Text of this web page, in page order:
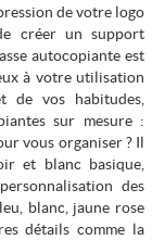
de votre logo
créer un support
autocopiante est
à votre utilisation
de vos habitudes,
sur mesure :
vous organiser ? Il
et blanc basique,
des
blanc, jaune rose
détails comme la